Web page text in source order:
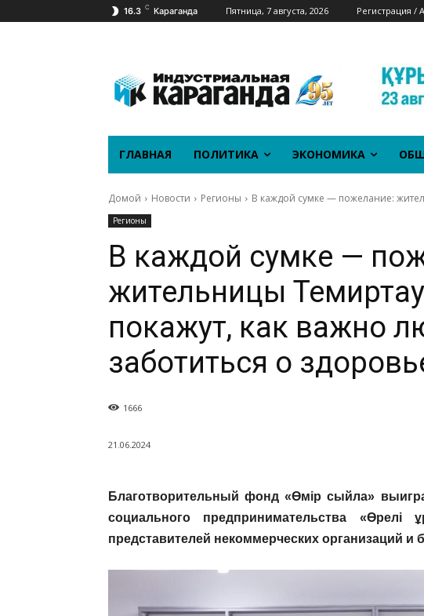
16.3 C Караганда Пятница, 7 августа, 2026 Регистрация /
ГЛАВНАЯ ПОЛИТИКА ЭКОНОМИКА
Домой Новости Регионы В каждой сумке — пожелание:
Регионы
В каждой сумке —
жительницы
покажут, как важно
заботиться о
1666
21.06.2024
Благотворительный фонд «Өмір сыйла»
социального предпринимательства
представителей некоммерческих организаций и